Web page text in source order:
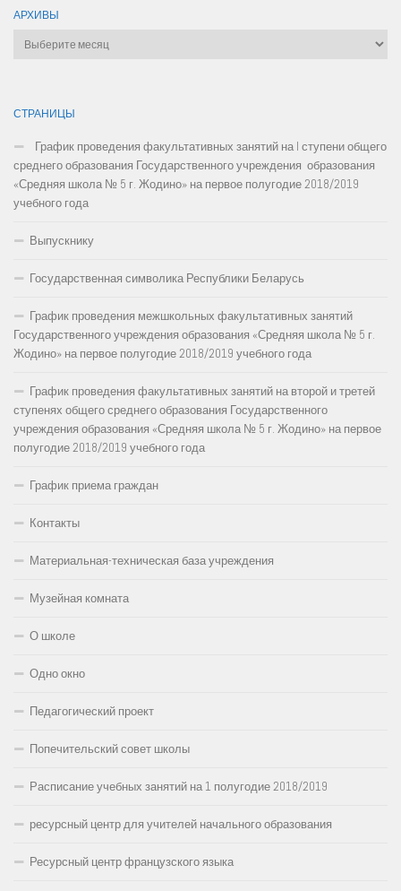
АРХИВЫ
Архивы
СТРАНИЦЫ
График проведения факультативных занятий на I ступени общего
среднего образования Государственного учреждения образования
«Средняя школа № 5 г. Жодино» на первое полугодие 2018/2019
учебного года
Выпускнику
Государственная символика Республики Беларусь
График проведения межшкольных факультативных занятий
Государственного учреждения образования «Средняя школа № 5 г.
Жодино» на первое полугодие 2018/2019 учебного года
График проведения факультативных занятий на второй и третей
ступенях общего среднего образования Государственного
учреждения образования «Средняя школа № 5 г. Жодино» на первое
полугодие 2018/2019 учебного года
График приема граждан
Контакты
Материальная-техническая база учреждения
Музейная комната
О школе
Одно окно
Педагогический проект
Попечительский совет школы
Расписание учебных занятий на 1 полугодие 2018/2019
ресурсный центр для учителей начального образования
Ресурсный центр французского языка